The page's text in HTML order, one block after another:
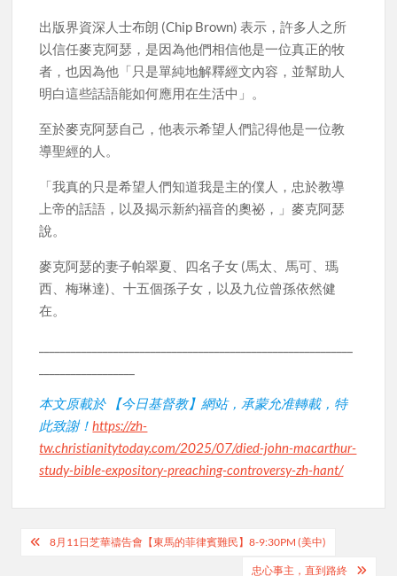
出版界資深人士布朗 (Chip Brown) 表示，許多人之所
以信任麥克阿瑟，是因為他們相信他是一位真正的牧
者，也因為他「只是單純地解釋經文內容，並幫助人
明白這些話語能如何應用在生活中」。
至於麥克阿瑟自己，他表示希望人們記得他是一位教
導聖經的人。
「我真的只是希望人們知道我是主的僕人，忠於教導
上帝的話語，以及揭示新約福音的奧祕，」麥克阿瑟
說。
麥克阿瑟的妻子帕翠夏、四名子女 (馬太、馬可、瑪
西、梅琳達)、十五個孫子女，以及九位曾孫依然健
在。
本文原載於 【今日基督教】網站，承蒙允准轉載，特
此致謝！ https://zh-
tw.christianitytoday.com/2025/07/died-john-macarthur-
study-bible-expository-preaching-controversy-zh-hant/
Post8月11日芝華禱告會【東馬的菲律賓難民】8-9:30PM (美中)
忠心事主，直到路終